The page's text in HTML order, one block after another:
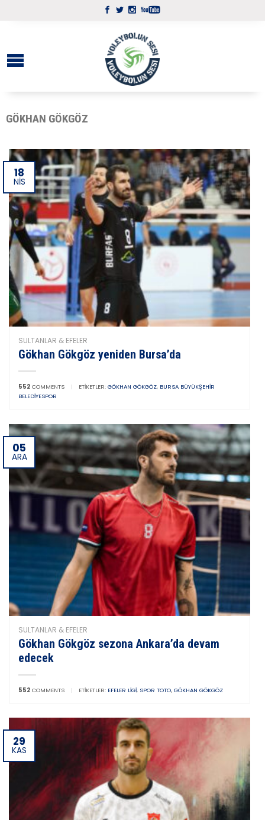
GÖKHAN GÖKGÖZ
18
NIS
SULTANLAR & EFELER
Gökhan Gökgöz yeniden Bursa’da
552 COMMENTS | ETIKETLER: GÖKHAN GÖKGÖZ, BURSA BÜYÜKŞEHIR
BELEDIYESPOR
05
ARA
SULTANLAR & EFELER
Gökhan Gökgöz sezona Ankara’da devam
edecek
552 COMMENTS | ETIKETLER: EFELER LIGI, SPOR TOTO, GÖKHAN GÖKGÖZ
29
KAS